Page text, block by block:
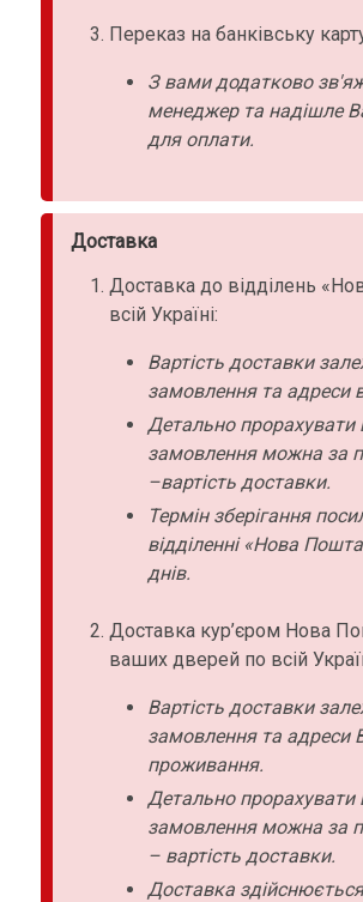
Переказ на банківську
З вами додатково
менеджер та надішле
для оплати.
Доставка
Доставка до відділень
всій Україні:
Вартість доставки
замовлення та адреси
Детально прорахувати
замовлення можна за
–вартість доставки.
Термін зберігання
відділенні «Нова
днів.
Доставка кур’єром Нова
ваших дверей по всій
Вартість доставки
замовлення та адреси
проживання.
Детально прорахувати
замовлення можна за
– вартість доставки.
Доставка